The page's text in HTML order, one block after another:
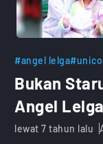
#angel lelga
Bukan
Angel Lelga
lewat 7 tahun lalu